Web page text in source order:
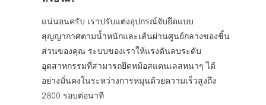
แน่นอนครับ เราปรับแต่งอุปกรณ์จับยึดแบบ
สุญญากาศตามน้ำหนักและเส้นผ่านศูนย์กลางของชิ้น
ส่วนของคุณ ระบบของเราให้แรงดันลบระดับ
อุตสาหกรรมที่สามารถยึดหม้อสแตนเลสหนาๆ ได้
อย่างมั่นคงในระหว่างการหมุนด้วยความเร็วสูงถึง
2800 รอบต่อนาที